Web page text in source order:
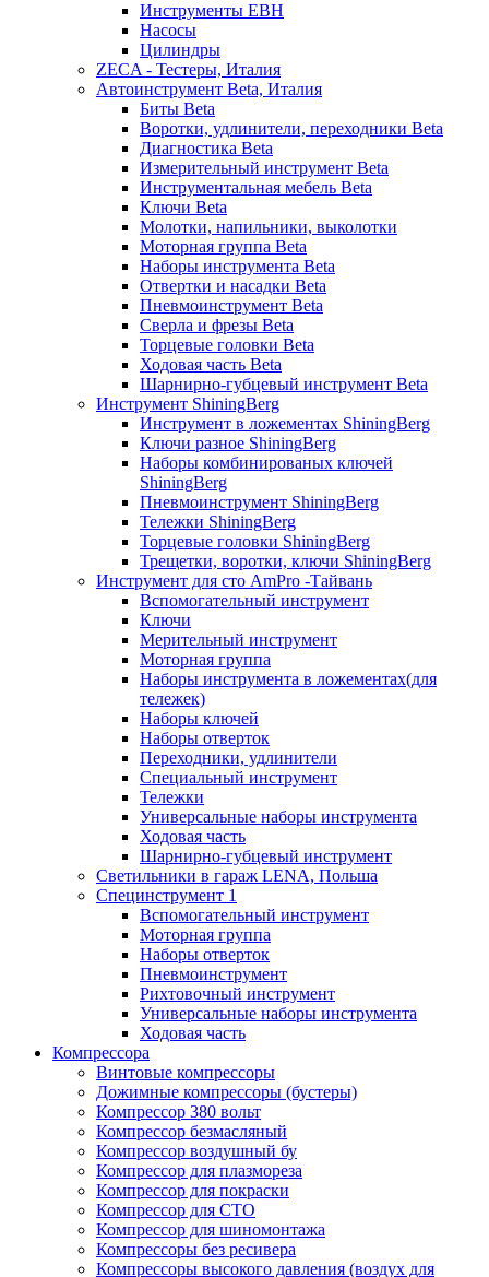
Инструменты EBH
Насосы
Цилиндры
ZECA - Тестеры, Италия
Автоинструмент Beta, Италия
Биты Beta
Воротки, удлинители, переходники Beta
Диагностика Beta
Измерительный инструмент Beta
Инструментальная мебель Beta
Ключи Beta
Молотки, напильники, выколотки
Моторная группа Beta
Наборы инструмента Beta
Отвертки и насадки Beta
Пневмоинструмент Beta
Сверла и фрезы Beta
Торцевые головки Beta
Ходовая часть Beta
Шарнирно-губцевый инструмент Beta
Инструмент ShiningBerg
Инструмент в ложементах ShiningBerg
Ключи разное ShiningBerg
Наборы комбинированых ключей
ShiningBerg
Пневмоинструмент ShiningBerg
Тележки ShiningBerg
Торцевые головки ShiningBerg
Трещетки, воротки, ключи ShiningBerg
Инструмент для сто AmPro -Тайвань
Вспомогательный инструмент
Ключи
Мерительный инструмент
Моторная группа
Наборы инструмента в ложементах(для
тележек)
Наборы ключей
Наборы отверток
Переходники, удлинители
Специальный инструмент
Тележки
Универсальные наборы инструмента
Ходовая часть
Шарнирно-губцевый инструмент
Светильники в гараж LENA, Польша
Специнструмент 1
Вспомогательный инструмент
Моторная группа
Наборы отверток
Пневмоинструмент
Рихтовочный инструмент
Универсальные наборы инструмента
Ходовая часть
Компрессора
Винтовые компрессоры
Дожимные компрессоры (бустеры)
Компрессор 380 вольт
Компрессор безмасляный
Компрессор воздушный бу
Компрессор для плазмореза
Компрессор для покраски
Компрессор для СТО
Компрессор для шиномонтажа
Компрессоры без ресивера
Компрессоры высокого давления (воздух для